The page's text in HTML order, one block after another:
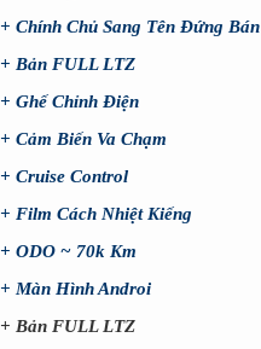
+ Chính Chủ Sang Tên Đứng Bán
+ Bản FULL LTZ
+ Ghế Chỉnh Điện
+ Cảm Biến Va Chạm
+ Cruise Control
+ Film Cách Nhiệt Kiếng
+ ODO ~ 70k Km
+ Màn Hình Androi
+ Bản FULL LTZ